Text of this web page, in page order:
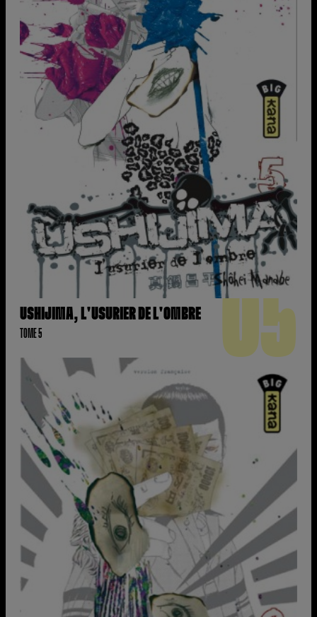
USHIJIMA, L'USURIER DE L'OMBRE
TOME 5 05